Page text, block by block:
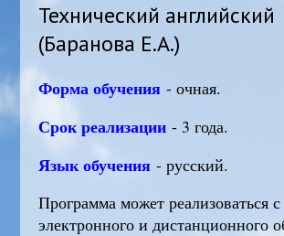
Технический английский
(Баранова Е.А.)
Форма обучения- очная.
Срок реализации - 3 года.
Язык обучения - русский.
Программа может реализоваться
электронного и дистанционного